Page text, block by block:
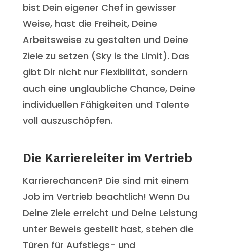
bist Dein eigener Chef in gewisser
Weise, hast die Freiheit, Deine
Arbeitsweise zu gestalten und Deine
Ziele zu setzen (Sky is the Limit). Das
gibt Dir nicht nur Flexibilität, sondern
auch eine unglaubliche Chance, Deine
individuellen Fähigkeiten und Talente
voll auszuschöpfen.
Die Karriereleiter im Vertrieb
Karrierechancen? Die sind mit einem
Job im Vertrieb beachtlich! Wenn Du
Deine Ziele erreicht und Deine Leistung
unter Beweis gestellt hast, stehen die
Türen für Aufstiegs- und